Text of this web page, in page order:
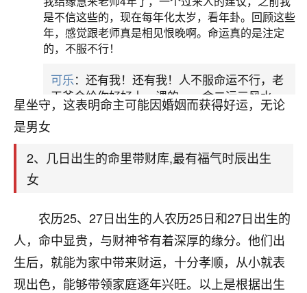
这四个地支，那么她八字中有库，库越多，越能存
钱。这也意味着她有理财的头脑，能够通过钱生
钱，从而积累大量财富。2.八字中婚姻宫坐财星的
女性：八字日柱地支代表配偶。如果婚姻宫中有财
星坐守，这表明命主可能因婚姻而获得好运，无论
是男女
2、几日出生的命里带财库,最有福气时辰出生
女
农历25、27日出生的人农历25日和27日出生的
人，命中显贵，与财神爷有着深厚的缘分。他们出
生后，就能为家中带来财运，十分孝顺，从小就表
现出色，能够带领家庭逐年兴旺。以上是根据出生
是不信这些的，现在每年化太岁，看年卦。回顾这些
年，感觉跟老师真是相见恨晚啊。命运真的是注定
的，不服不行！
可乐：还有我！还有我！人不服命运不行，老
天爷会给你好好上一课的。一命二运三风水，
哪样不服都不行！
我是做餐饮的，这两年，生意屡屡受挫，店开一家关
一家，要么生意不好，生意好的就出事。前些年攒的
家底快败光了，真是倒霉！我也想找人看看到底怎么
回事？